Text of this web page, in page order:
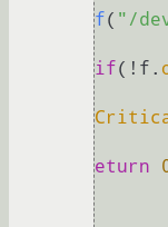
f( "/
if(!f.
eturn